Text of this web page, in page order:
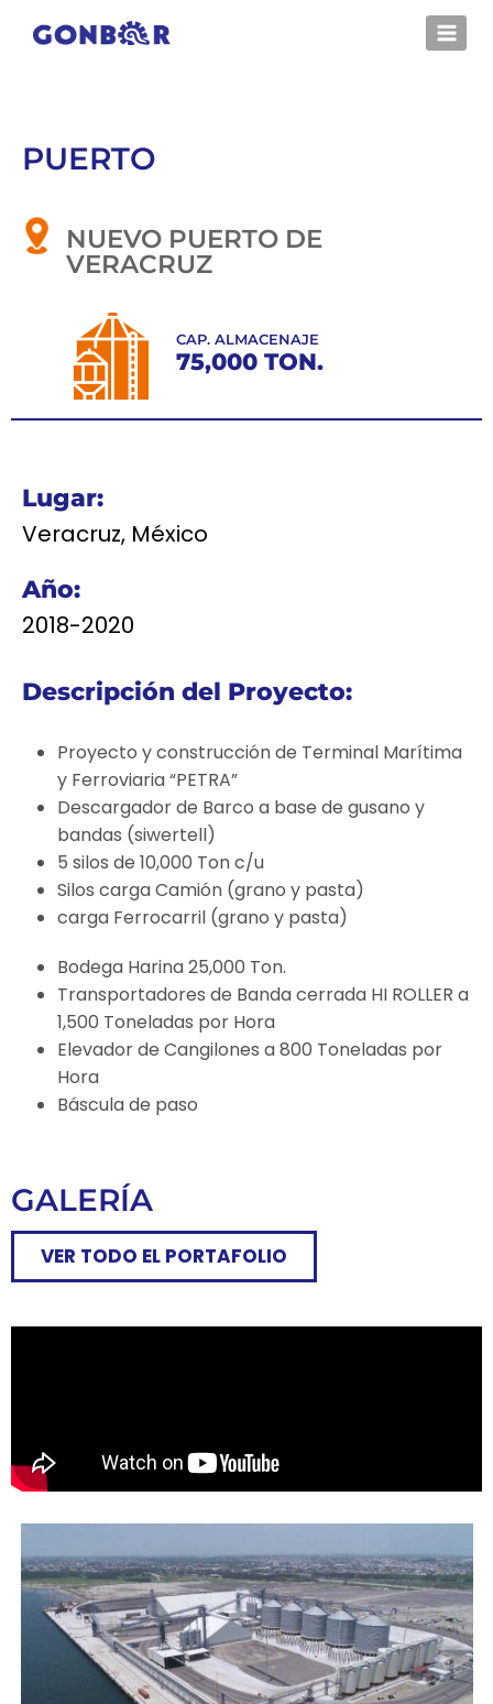
PUERTO
NUEVO PUERTO DE
VERACRUZ
CAP. ALMACENAJE
75,000 TON.
Lugar:
Veracruz, México
Año:
2018-2020
Descripción del Proyecto:
Proyecto y construcción de Terminal Marítima
y Ferroviaria “PETRA”
Descargador de Barco a base de gusano y
bandas (siwertell)
5 silos de 10,000 Ton c/u
Silos carga Camión (grano y pasta)
carga Ferrocarril (grano y pasta)
Bodega Harina 25,000 Ton.
Transportadores de Banda cerrada HI ROLLER a
1,500 Toneladas por Hora
Elevador de Cangilones a 800 Toneladas por
Hora
Báscula de paso
GALERÍA
VER TODO EL PORTAFOLIO